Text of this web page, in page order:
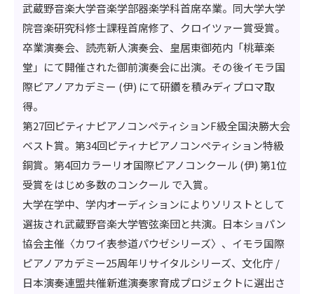
武蔵野音楽大学音楽学部器楽学科首席卒業。同大学大学
院音楽研究科修士課程首席修了、クロイツァー賞受賞。
卒業演奏会、読売新人演奏会、皇居東御苑内「桃華楽
堂」にて開催された御前演奏会に出演。その後イモラ国
際ピアノアカデミー (伊) にて研鑽を積みディプロマ取
得。
第27回ピティナピアノコンペティションF級全国決勝大会
ベスト賞。第34回ピティナピアノコンペティション特級
銅賞。第4回カラーリオ国際ピアノコンクール (伊) 第1位
受賞をはじめ多数のコンクール で入賞。
大学在学中、学内オーディションによりソリストとして
選抜され武蔵野音楽大学管弦楽団と共演。日本ショパン
協会主催〈カワイ表参道パウゼシリーズ〉、イモラ国際
ピアノアカデミー25周年リサイタルシリーズ、文化庁 /
日本演奏連盟共催新進演奏家育成プロジェクトに選出さ